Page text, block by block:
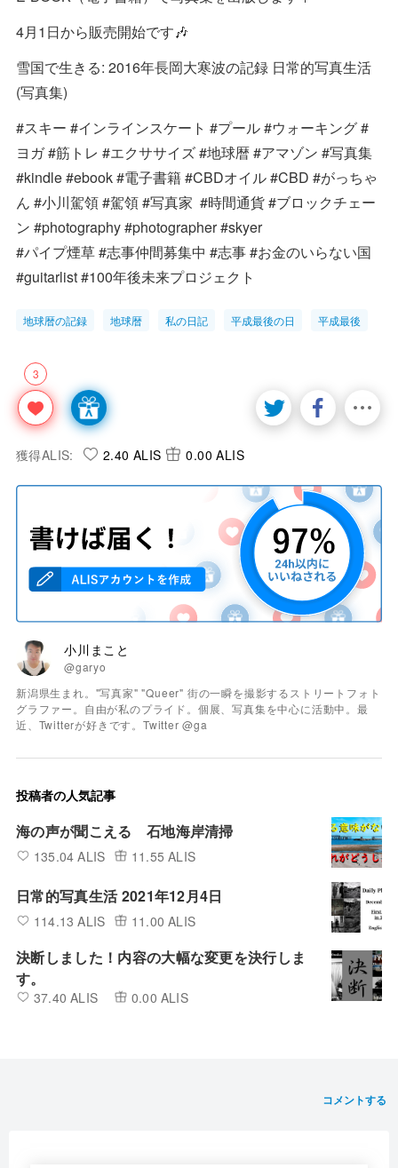
4月1日から販売開始です🎶
雪国で生きる: 2016年長岡大寒波の記録 日常的写真生活
(写真集)
#スキー #インラインスケート #プール #ウォーキング #
ヨガ #筋トレ #エクササイズ #地球暦 #アマゾン #写真集
#kindle #ebook #電子書籍 #CBDオイル #CBD #がっちゃ
ん #小川駕領 #駕領 #写真家 #時間通貨 #ブロックチェー
ン #photography #photographer #skyer
#パイプ煙草 #志事仲間募集中 #志事 #お金のいらない国
#guitarlist #100年後未来プロジェクト
地球暦の記録 地球暦 私の日記 平成最後の日 平成最後
3
獲得ALIS: 2.40 ALIS 0.00 ALIS
小川まこと
@garyo
新潟県生まれ。"写真家" "Queer" 街の一瞬を撮影するストリートフォト
グラファー。自由が私のプライド。個展、写真集を中心に活動中。最
近、Twitterが好きです。Twitter @ga
投稿者の人気記事
海の声が聞こえる 石地海岸清掃
135.04 ALIS 11.55 ALIS
日常的写真生活 2021年12月4日
114.13 ALIS 11.00 ALIS
決断しました！内容の大幅な変更を決行しま
す。
37.40 ALIS 0.00 ALIS
コメントする